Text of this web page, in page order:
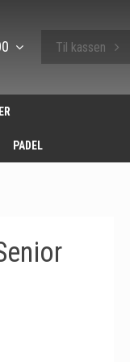
Til kassen
PADEL